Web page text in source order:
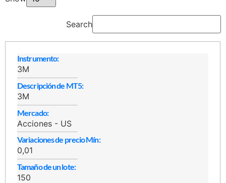
Search
Instrumento:
3M
Descripción de MT5:
3M
Mercado:
Acciones - US
Variaciones de precio Mín:
0,01
Tamaño de un lote:
150